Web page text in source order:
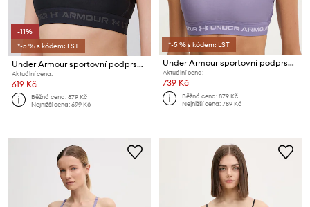
-11%
*-5 % s kódem: LST
Under Armour sportovní podprsenka UA Crossback
Aktuální cena:
619 Kč
Běžná cena:879 Kč
Nejnižší cena:699 Kč
*-5 % s kódem: LST
Under Armour sportovní podprsenka UA Crossback
Aktuální cena:
739 Kč
Běžná cena:879 Kč
Nejnižší cena:789 Kč